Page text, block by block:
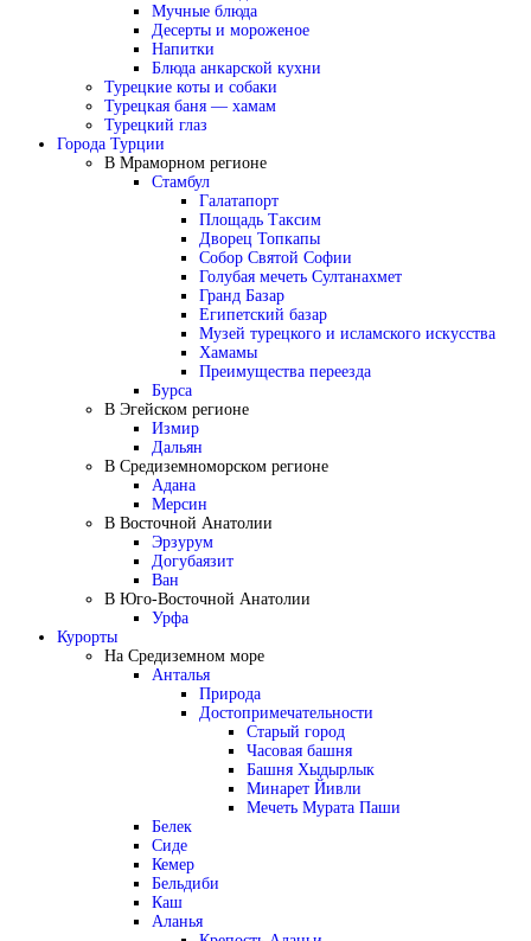
Мучные блюда
Десерты и мороженое
Напитки
Блюда анкарской кухни
Турецкие коты и собаки
Турецкая баня — хамам
Турецкий глаз
Города Турции
В Мраморном регионе
Стамбул
Галатапорт
Площадь Таксим
Дворец Топкапы
Собор Святой Софии
Голубая мечеть Султанахмет
Гранд Базар
Египетский базар
Музей турецкого и исламского искусства
Хамамы
Преимущества переезда
Бурса
В Эгейском регионе
Измир
Дальян
В Средиземноморском регионе
Адана
Мерсин
В Восточной Анатолии
Эрзурум
Догубаязит
Ван
В Юго-Восточной Анатолии
Урфа
Курорты
На Средиземном море
Анталья
Природа
Достопримечательности
Старый город
Часовая башня
Башня Хыдырлык
Минарет Йивли
Мечеть Мурата Паши
Белек
Сиде
Кемер
Бельдиби
Каш
Аланья